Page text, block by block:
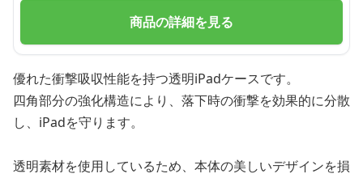
商品の詳細を見る
優れた衝撃吸収性能を持つ透明iPadケースです。
四角部分の強化構造により、落下時の衝撃を効果的に分散
し、iPadを守ります。
透明素材を使用しているため、本体の美しいデザインを損